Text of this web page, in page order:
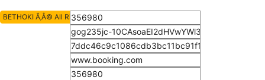
BETHOKI Ã‚Â© All Rights Reserved